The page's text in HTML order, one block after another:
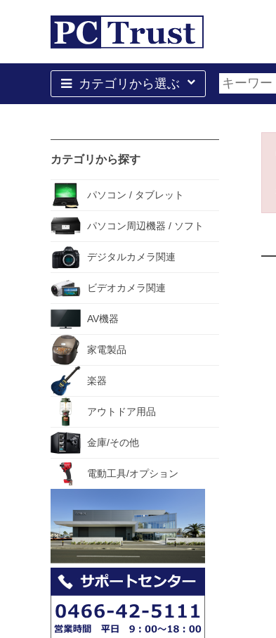
カテゴリから選ぶ
カテゴリから探す
パソコン / タブレット
パソコン周辺機器 / ソフト
デジタルカメラ関連
ビデオカメラ関連
AV機器
家電製品
楽器
アウトドア用品
金庫/その他
電動工具/オプション